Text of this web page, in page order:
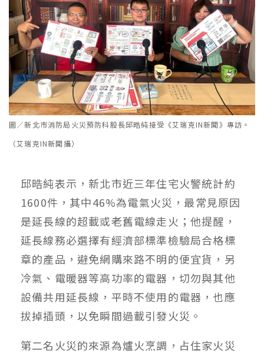
圖／新北市消防局火災預防科股長邱晧純接受《艾瑞克IN新聞》專訪。
（艾瑞克IN新聞攝）
邱晧純表示，新北市近三年住宅火警統計約
1600件，其中46%為電氣火災，最常見原因
是延長線的超載或老舊電線走火；他提醒，
延長線務必選擇有經濟部標準檢驗局合格標
章的產品，避免網購來路不明的便宜貨，另
冷氣、電暖器等高功率的電器，切勿與其他
設備共用延長線，平時不使用的電器，也應
拔掉插頭，以免瞬間過載引發火災。
第二名火災的來源為爐火烹調，占住家火災